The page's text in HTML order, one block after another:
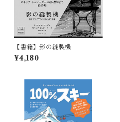
【書籍】影の縫製機
¥4,180